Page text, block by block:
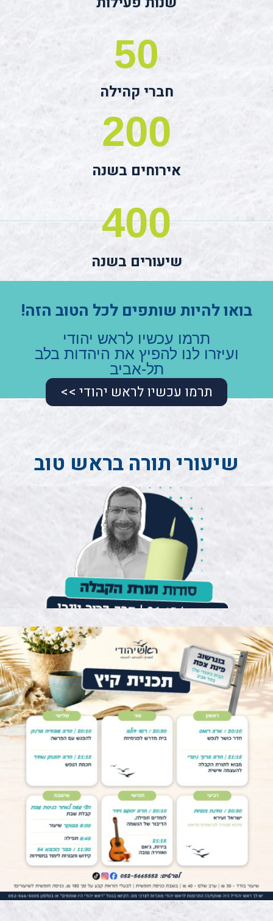
חברי קהילה
50
אירוחים בשנה
200
שיעורים בשנה
400
בואו להיות שותפים לכל הטוב הזה!
תרמו עכשיו לראש יהודי
ועיזרו לנו להפיץ את היהדות בלב
תל-אביב
תרמו עכשיו לראש יהודי >>
שיעורי תורה בראש טוב